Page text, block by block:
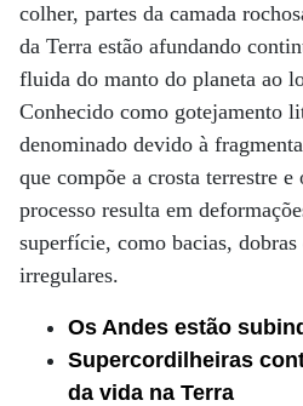
colher, partes da camada
da Terra estão afundando
fluida do manto do planeta ao
Conhecido como gotejamento
denominado devido à
que compõe a crosta terrestre
processo resulta em
superfície, como bacias, dobras
irregulares.
Os Andes estão
Supercordilheiras
da vida na Terra